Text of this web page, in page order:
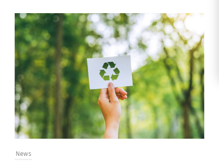
News